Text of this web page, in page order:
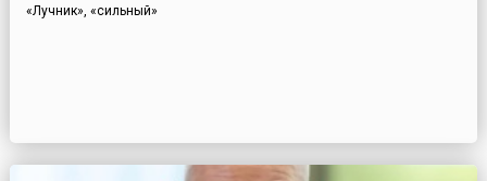
«Лучник», «сильный»